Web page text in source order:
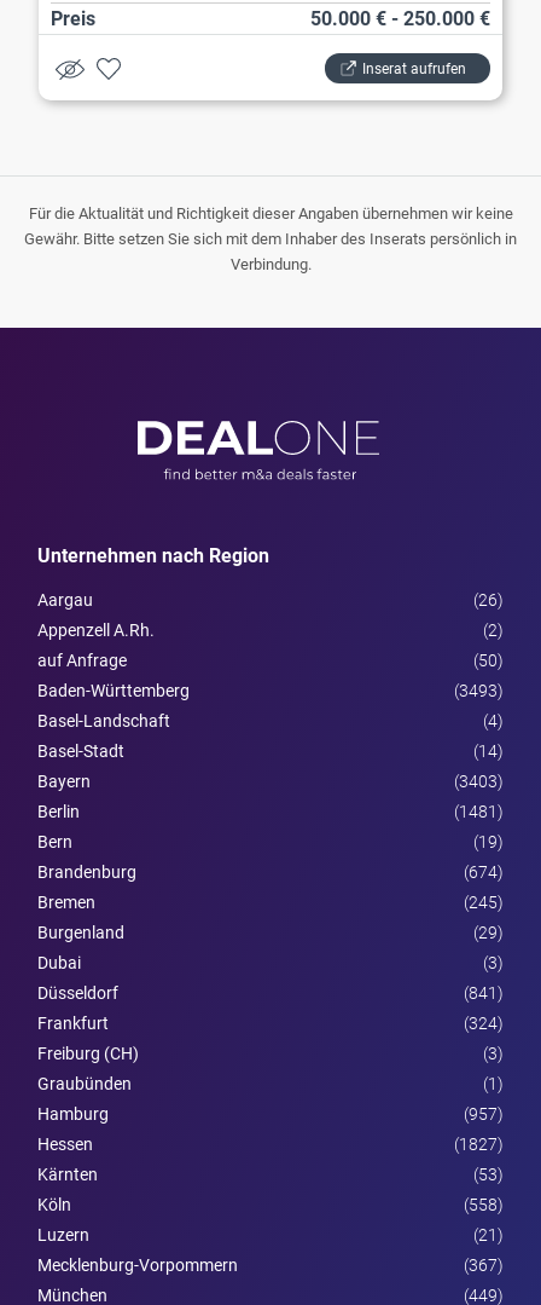
Preis
50.000 € - 250.000 €
Inserat aufrufen
Für die Aktualität und Richtigkeit dieser Angaben übernehmen wir keine
Gewähr. Bitte setzen Sie sich mit dem Inhaber des Inserats persönlich in
Verbindung.
Unternehmen nach Region
Aargau
(26)
Appenzell A.Rh.
(2)
auf Anfrage
(50)
Baden-Württemberg
(3493)
Basel-Landschaft
(4)
Basel-Stadt
(14)
Bayern
(3403)
Berlin
(1481)
Bern
(19)
Brandenburg
(674)
Bremen
(245)
Burgen­land
(29)
Dubai
(3)
Düsseldorf
(841)
Frankfurt
(324)
Freiburg (CH)
(3)
Graubünden
(1)
Hamburg
(957)
Hessen
(1827)
Kärnten
(53)
Köln
(558)
Luzern
(21)
Mecklenburg-Vorpommern
(367)
München
(449)